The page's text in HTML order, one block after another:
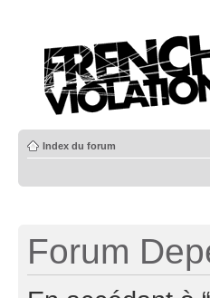
Index du forum
Forum